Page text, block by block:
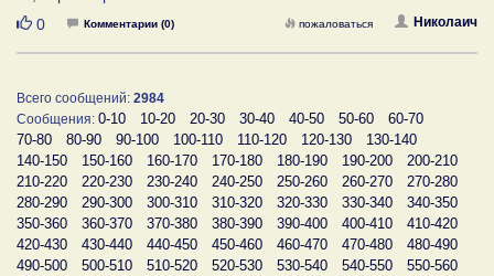
Нравится
0 Комментарии (0) Николаич
пожаловаться
Всего сообщений: 2984
Сообщения: 0-10 10-20 20-30 30-40 40-50 50-60
60-70
70-80
80-90 90-100 100-110 110-120 120-130
130-140
140-150
150-160 160-170 170-180 180-190 190-200
200-210
210-220
220-230 230-240 240-250 250-260 260-270
270-280
280-290
290-300 300-310 310-320 320-330 330-340
340-350
350-360
360-370 370-380 380-390 390-400 400-410
410-420
420-430
430-440 440-450 450-460 460-470 470-480
480-490
490-500
500-510 510-520 520-530 530-540 540-550
550-560